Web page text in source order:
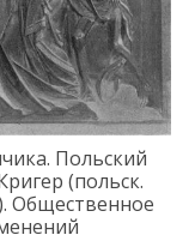
Польский
(польск.
Общественное